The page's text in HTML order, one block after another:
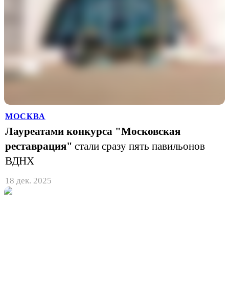
МОСКВА
Лауреатами конкурса "Московская
реставрация" стали сразу пять павильонов
ВДНХ
18 дек. 2025